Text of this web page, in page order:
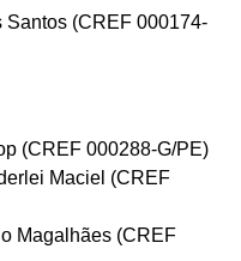
Santos (CREF 000174-
(CREF 000288-G/PE)
Maciel (CREF
Magalhães (CREF